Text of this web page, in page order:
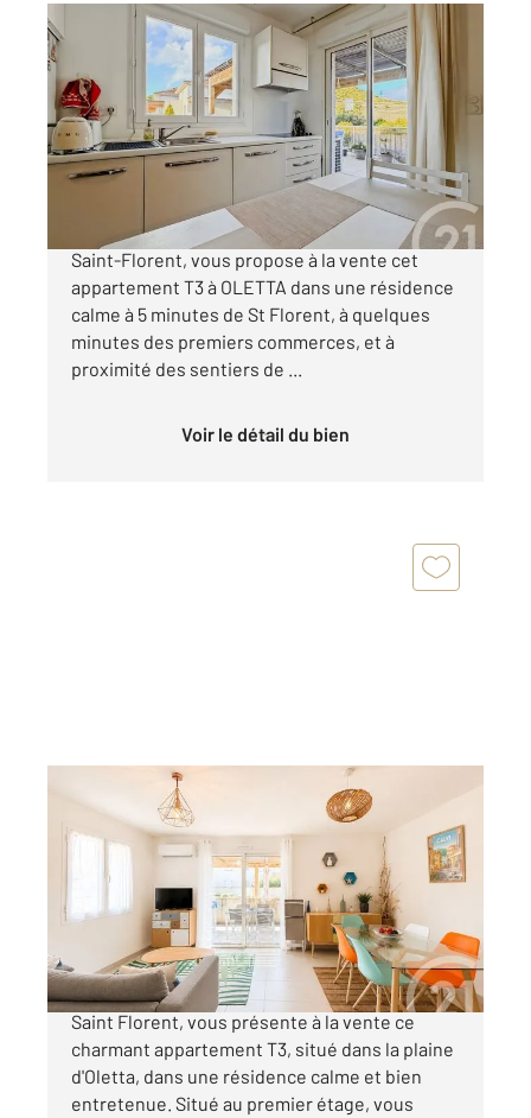
OLETTA 202
49,33 m , 3 pièces
Ref : 775
Appartement T3 à vendre
223 000 €
Votre agence Century 21 Dary Immobilier à
Saint-Florent, vous propose à la vente cet
appartement T3 à OLETTA dans une résidence
calme à 5 minutes de St Florent, à quelques
minutes des premiers commerces, et à
proximité des sentiers de ...
Voir le détail du bien
OLETTA 202
59,60 m , 3 pièces
Ref : 917
Appartement T3 à vendre
225 000 €
Votre agence CENTURY 21 Dary Immobilier à
Saint Florent, vous présente à la vente ce
charmant appartement T3, situé dans la plaine
d'Oletta, dans une résidence calme et bien
entretenue. Situé au premier étage, vous